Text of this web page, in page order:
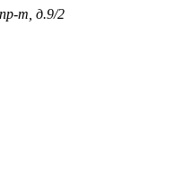
т, д.9/2